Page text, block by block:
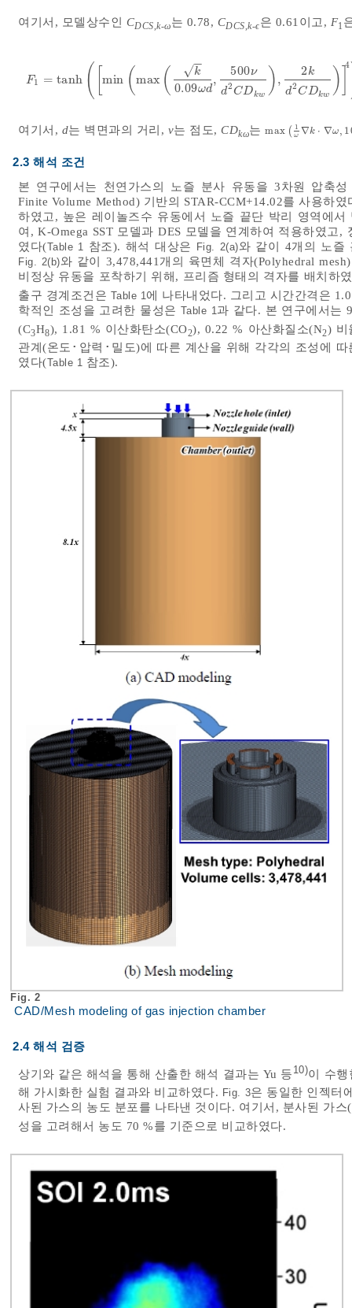
여기서, 모델상수인 CDCS k-ω는 0.78, CDCS k-ϵ은 0.61이고, F1
F1 = tanh ( [min (max ( k
−
−
√
0.09ωd
,
500ν
d2CDkw ) ,
2k
d2CDkw )
4
F 1 tanh minmaxk0.09ω d,500νd2C Dkw,2kd 2
여기서, d는 벽면과의 거리, ν는 점도, CDkω는 max ( 1
ω ∇k ⋅ ∇ω,
max 1 ω∇k⋅ ∇ω,10-
2.3 해석 조건
본 연구에서는 천연가스의 노즐 분사 유동을 3차원 압축
Finite Volume Method) 기반의 STAR-CCM+14.02를 사용하
하였고, 높은 레이놀즈수 유동에서 노즐 끝단 박리 영역에
여, K-Omega SST 모델과 DES 모델을 연계하여 적용하였고
였다(Table 1 참조). 해석 대상은 Fig. 2(a)와 같이 4개의 노즐
Fig. 2(b)와 같이 3,478,441개의 육면체 격자(Polyhedral
비정상 유동을 포착하기 위해, 프리즘 형태의 격자를 배치하
출구 경계조건은 Table 1 에 나타내었다. 그리고 시간간격은
학적인 조성을 고려한 물성은 Table 1과 같다. 본 연구에서는
(C3H8), 1.81 % 이산화탄소(CO2), 0.22 % 아산화질소(N2) 비
관계(온도･압력･밀도)에 따른 계산을 위해 각각의 조성에
였다(Table 1 참조).
Fig. 2
CAD/Mesh modeling of gas injection chamber
2.4 해석 검증
상기와 같은 해석을 통해 산출한 해석 결과는 Yu 등 10)이 수행
해 가시화한 실험 결과와 비교하였다. Fig. 3은 동일한 인젝터
사된 가스의 농도 분포를 나타낸 것이다. 여기서, 분사된 가스
성을 고려해서 농도 70 %를 기준으로 비교하였다.